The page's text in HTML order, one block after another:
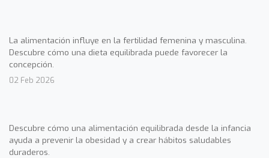
La alimentación influye en la fertilidad femenina y masculina.
Descubre cómo una dieta equilibrada puede favorecer la
concepción.
02 Feb 2026
Descubre cómo una alimentación equilibrada desde la infancia
ayuda a prevenir la obesidad y a crear hábitos saludables
duraderos.